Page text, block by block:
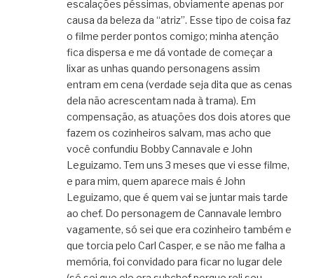
escalações péssimas, obviamente apenas por
causa da beleza da “atriz”. Esse tipo de coisa faz
o filme perder pontos comigo; minha atenção
fica dispersa e me dá vontade de começar a
lixar as unhas quando personagens assim
entram em cena (verdade seja dita que as cenas
dela não acrescentam nada à trama). Em
compensação, as atuações dos dois atores que
fazem os cozinheiros salvam, mas acho que
você confundiu Bobby Cannavale e John
Leguizamo. Tem uns 3 meses que vi esse filme,
e para mim, quem aparece mais é John
Leguizamo, que é quem vai se juntar mais tarde
ao chef. Do personagem de Cannavale lembro
vagamente, só sei que era cozinheiro também e
que torcia pelo Carl Casper, e se não me falha a
memória, foi convidado para ficar no lugar dele